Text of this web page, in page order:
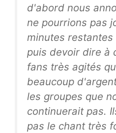
d'abord nous
ne pourrions pas
minutes
puis devoir dire à
fans très agités
beaucoup
les groupes que
continuerait pas.
pas le chant très